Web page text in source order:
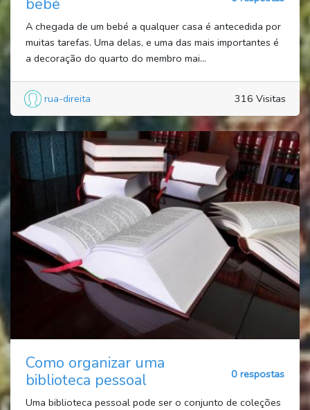
A chegada de um bebé a qualquer casa é antecedida por
muitas tarefas. Uma delas, e uma das mais importantes é
a decoração do quarto do membro mai...
rua-direita 316 Visitas
Como organizar uma
biblioteca pessoal
0 respostas
Uma biblioteca pessoal pode ser o conjunto de coleções